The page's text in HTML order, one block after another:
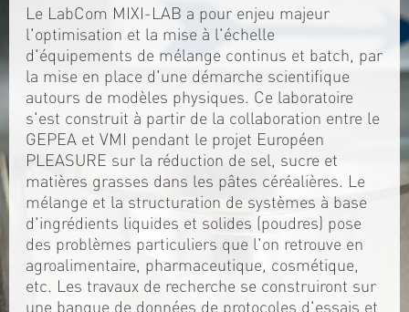
Le LabCom MIXI-LAB a pour enjeu majeur
l'optimisation et la mise à l'échelle
d'équipements de mélange continus et batch, par
la mise en place d'une démarche scientifique
autours de modèles physiques. Ce laboratoire
s'est construit à partir de la collaboration entre le
GEPEA et VMI pendant le projet Européen
PLEASURE sur la réduction de sel, sucre et
matières grasses dans les pâtes céréalières. Le
mélange et la structuration de systèmes à base
d'ingrédients liquides et solides (poudres) pose
des problèmes particuliers que l'on retrouve en
agroalimentaire, pharmaceutique, cosmétique,
etc. Les travaux de recherche se construiront sur
une banque de données de protocoles d'essais et